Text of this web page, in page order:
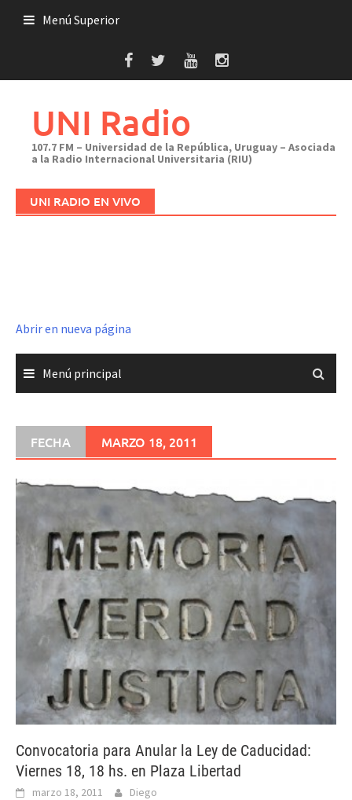
Menú Superior
UNI Radio
107.7 FM – Universidad de la República, Uruguay – Asociada
a la Radio Internacional Universitaria (RIU)
UNI RADIO EN VIVO
Abrir en nueva página
Menú principal
FECHA MARZO 18, 2011
Convocatoria para Anular la Ley de Caducidad:
Viernes 18, 18 hs. en Plaza Libertad
marzo 18, 2011 Diego